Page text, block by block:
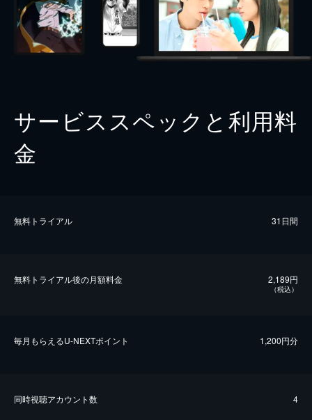
サービススペックと利用料
金
無料トライアル 31日間
無料トライアル後の⽉額料金 2,189円
（税込）
毎⽉もらえるU-NEXTポイント 1,200円分
同時視聴アカウント数 4